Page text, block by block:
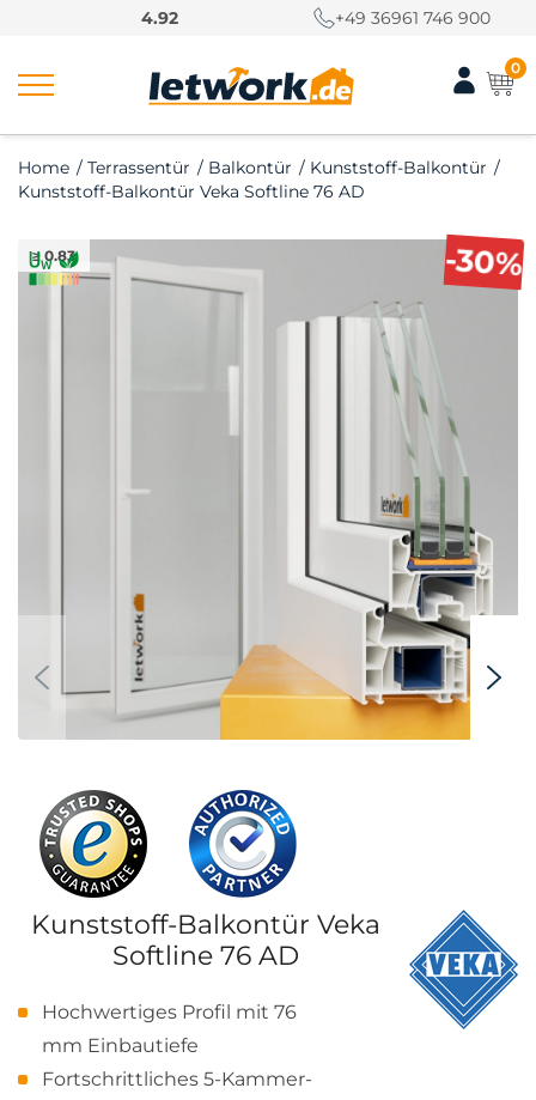
4.92 +49 36961 746 900
0
Home / Terrassentür / Balkontür / Kunststoff-Balkontür /
Kunststoff-Balkontür Veka Softline 76 AD
Kunststoff-Balkontür Veka
Softline 76 AD
Hochwertiges Profil mit 76
mm Einbautiefe
Fortschrittliches 5-Kammer-
-30%
≥ 0.83